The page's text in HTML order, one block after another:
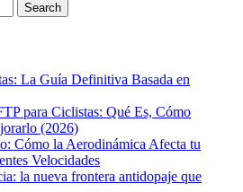
Search
La Guía Definitiva Basada en
para Ciclistas: Qué Es, Cómo
(2026)
Cómo la Aerodinámica Afecta tu
Velocidades
la nueva frontera antidopaje que